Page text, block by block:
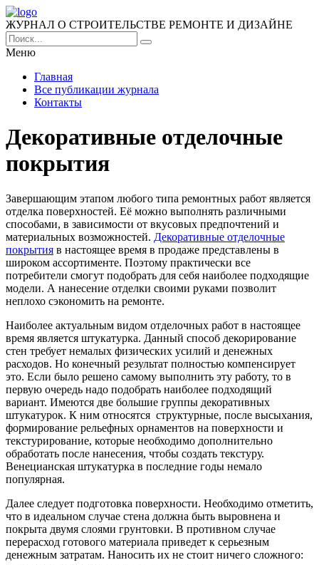
ЖУРНАЛ О СТРОИТЕЛЬСТВЕ РЕМОНТЕ И ДИЗАЙНЕ
Меню
Главная
Все публикации журнала
Контакты
Декоративные отделочные
покрытия
Завершающим этапом любого типа ремонтных работ является
отделка поверхностей. Её можно выполнять различными
способами, в зависимости от вкусовых предпочтений и
материальных возможностей. Декоративные отделочные
покрытия в настоящее время в продаже представлены в
широком ассортименте. Поэтому практически все
потребители смогут подобрать для себя наиболее подходящие
модели. А нанесение отделки своими руками позволит
неплохо сэкономить на ремонте.
Наиболее актуальным видом отделочных работ в настоящее
время является штукатурка. Данный способ декорирование
стен требует немалых физических усилий и денежных
расходов. Но конечный результат полностью компенсирует
это. Если было решено самому выполнить эту работу, то в
первую очередь надо подобрать наиболее подходящий
вариант. Имеются две большие группы декоративных
штукатурок. К ним относятся структурные, после высыхания,
формирование рельефных орнаментов на поверхности и
текстурирование, которые необходимо дополнительно
обработать после нанесения, чтобы создать текстуру.
Венецианская штукатурка в последние годы немало
популярная.
Далее следует подготовка поверхности. Необходимо отметить,
что в идеальном случае стена должна быть выровнена и
покрыта двумя слоями грунтовки. В противном случае
перерасход готового материала приведет к серьезным
денежным затратам. Наносить их не стоит ничего сложного: